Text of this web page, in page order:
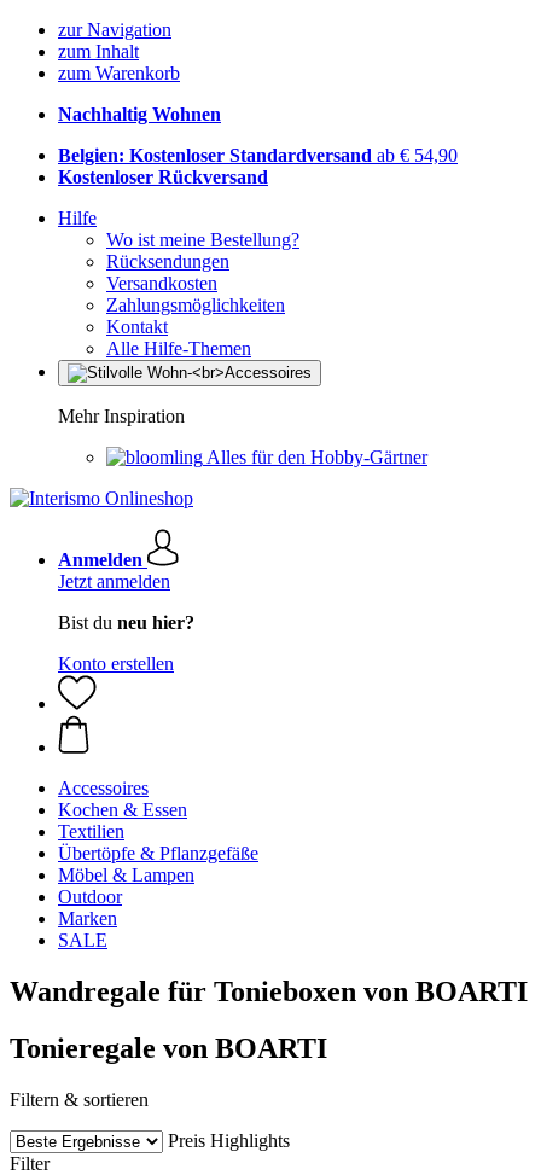
zur Navigation
zum Inhalt
zum Warenkorb
Nachhaltig Wohnen
Belgien: Kostenloser Standardversand ab € 54,90
Kostenloser Rückversand
Hilfe
Wo ist meine Bestellung?
Rücksendungen
Versandkosten
Zahlungsmöglichkeiten
Kontakt
Alle Hilfe-Themen
Mehr Inspiration
Alles für den Hobby-Gärtner
Anmelden
Jetzt anmelden
Bist du neu hier?
Konto erstellen
Accessoires
Kochen & Essen
Textilien
Übertöpfe & Pflanzgefäße
Möbel & Lampen
Outdoor
Marken
SALE
Wandregale für Tonieboxen von BOARTI
Tonieregale von BOARTI
Filtern & sortieren
Preis Highlights
Filter